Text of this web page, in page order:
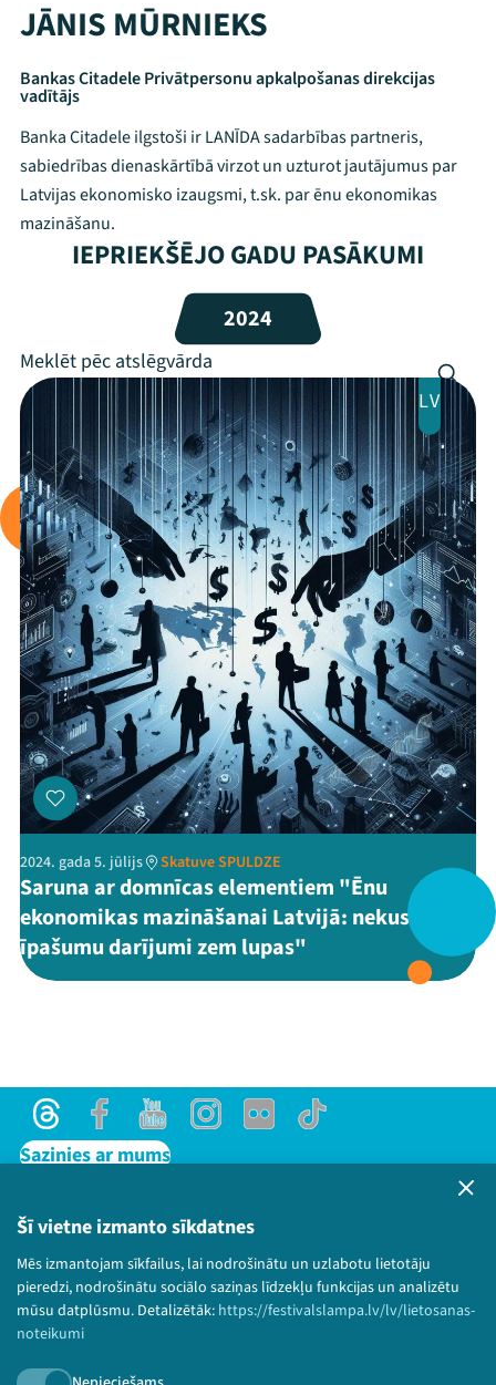
Šī vietne izmanto sīkdatnes
Mēs izmantojam sīkfailus, lai nodrošinātu un uzlabotu lietotāju
pieredzi, nodrošinātu sociālo saziņas līdzekļu funkcijas un analizētu
mūsu datplūsmu. Detalizētāk: https://festivalslampa.lv/lv/lietosanas-
noteikumi
Mana programma
Festivāls
Arhīvs
Viņi bija LAMPĀ 2026
Jaunumi
Ziedo
Veikals
Kontakti
ThreadsFacebookYoutube
X Instagram TikTok
JĀNIS MŪRNIEKS
Bankas Citadele Privātpersonu apkalpošanas direkcijas
vadītājs
Banka Citadele ilgstoši ir LANĪDA sadarbības partneris,
sabiedrības dienaskārtībā virzot un uzturot jautājumus par
Latvijas ekonomisko izaugsmi, t.sk. par ēnu ekonomikas
mazināšanu.
IEPRIEKŠĒJO GADU PASĀKUMI
2024
LV
2024. gada 5. jūlijs Skatuve SPULDZE
Saruna ar domnīcas elementiem "Ēnu
ekonomikas mazināšanai Latvijā: nekustamo
īpašumu darījumi zem lupas"
ThreadsFacebookYoutubeInstagram
Flick TikTok
Sazinies ar mums
Lietošanas noteikumi un sīkdatņu politika
Bērnu aizsardzības politika
© 2026 Sarunu festivāls LAMPA Visas tiesības
paturētas.